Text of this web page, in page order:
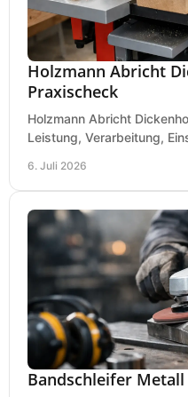
Holzmann Abricht
Praxischeck
Holzmann Abricht
Leistung, Verarbeitung,
6. Juli 2026
Bandschleifer